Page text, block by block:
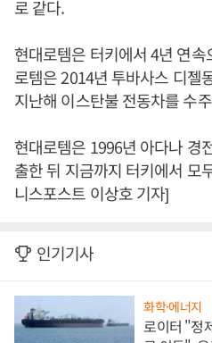
로 같다.
현대로템은 터키에서 4년 연
로템은 2014년 투바사스 디젤
지난해 이스탄불 전동차를 수
현대로템은 1996년 아다나 경
출한 뒤 지금까지 터키에서 모
니스포스트 이상호 기자]
인기기사
화학·에너지
로이터 "정